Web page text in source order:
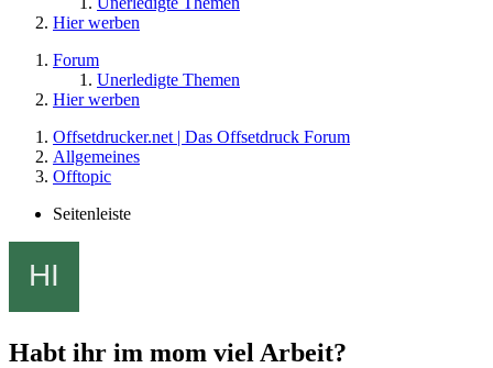
Hier werben
Forum
Unerledigte Themen
Hier werben
Offsetdrucker.net | Das Offsetdruck Forum
Allgemeines
Offtopic
Seitenleiste
Habt ihr im mom viel Arbeit?